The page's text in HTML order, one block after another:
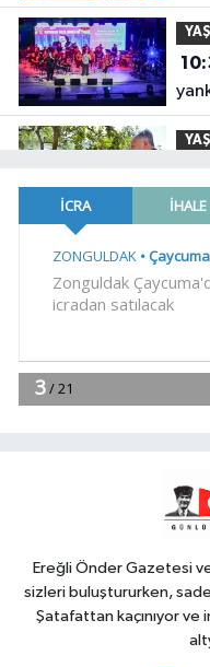
Ereğli Önder Gazetesi
sizleri buluştururken,
Şatafattan kaçınıyor